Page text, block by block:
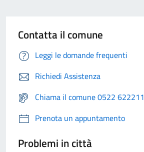
Contatta il comune
Leggi le domande frequenti
Richiedi Assistenza
Chiama il comune 0522 622211
Prenota un appuntamento
Problemi in città